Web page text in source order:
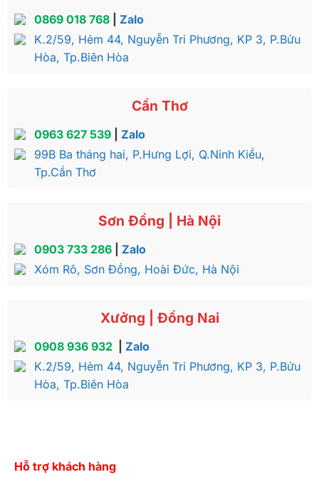
0869 018 768| Zalo
K.2/59, Hẻm 44, Nguyễn Tri Phương, KP 3, P.Bửu
Hòa, Tp.Biên Hòa
Cần Thơ
0963 627 539| Zalo
99B Ba tháng hai, P.Hưng Lợi, Q.Ninh Kiều,
Tp.Cần Thơ
Sơn Đồng | Hà Nội
0903 733 286| Zalo
Xóm Rô, Sơn Đồng, Hoài Đức, Hà Nội
Xưởng | Đồng Nai
0908 936 932
Zalo
K.2/59, Hẻm 44, Nguyễn Tri Phương, KP 3, P.Bửu
Hòa, Tp.Biên Hòa
Hỗ trợ khách hàng